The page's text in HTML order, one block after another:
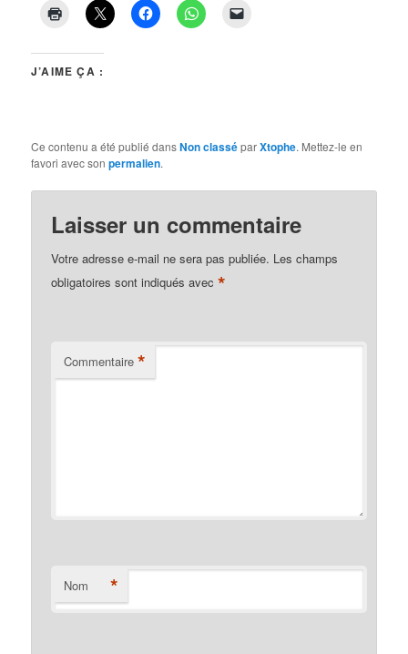
J’AIME ÇA :
Ce contenu a été publié dansNon classéparXtophe. Mettez-le en
favori avec sonpermalien.
Laisser un commentaire
Votre adresse e-mail ne sera pas publiée. Les champs
obligatoires sont indiqués avec*
Commentaire *
Nom *